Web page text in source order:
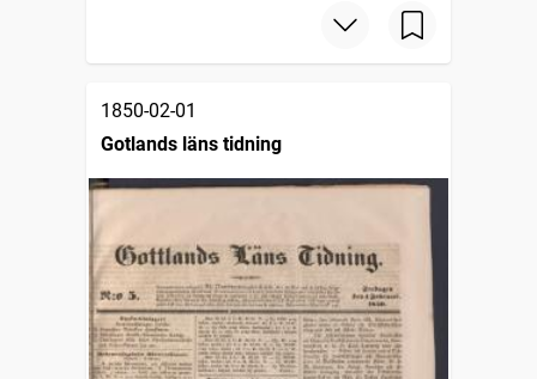
1850-02-01
Gotlands läns tidning